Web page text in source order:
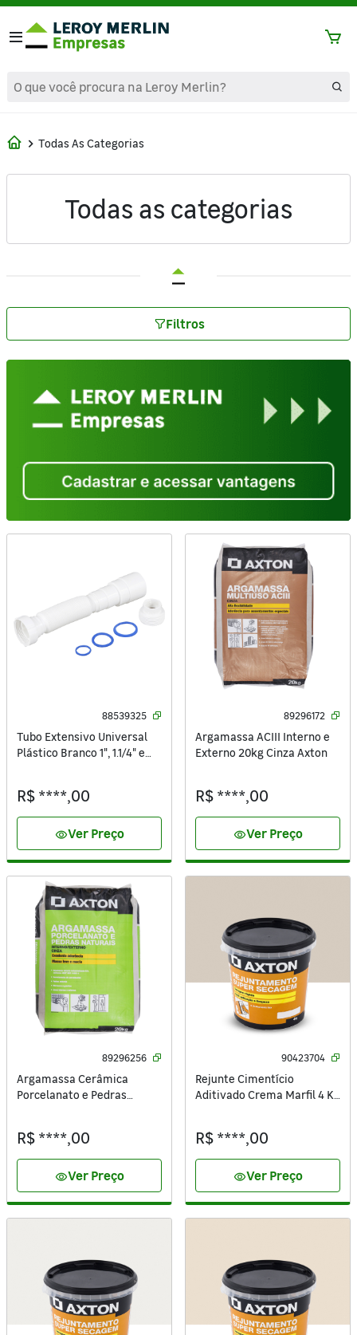
text.skipToContent
text.skipToNavigation
Todas As Categorias
Todas as categorias
Filtros
88539325
Tubo Extensivo Universal
Plástico Branco 1", 1.1/4" e
R$ ****,00
visibilityVer Preço
89296172
Argamassa ACIII Interno e
Externo 20kg Cinza Axton
R$ ****,00
visibilityVer Preço
89296256
Argamassa Cerâmica
Porcelanato e Pedras
R$ ****,00
visibilityVer Preço
90423704
Rejunte Cimentício
Aditivado Crema Marfil 4 Kg
R$ ****,00
visibilityVer Preço